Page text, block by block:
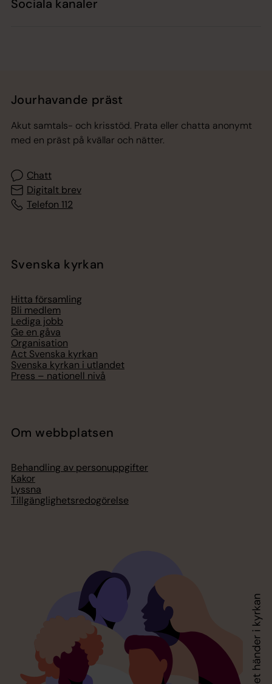
Sociala kanaler
Jourhavande präst
Akut samtals- och krisstöd. Prata eller chatta anonymt
med en präst på kvällar och nätter.
Chatt
Digitalt brev
Telefon 112
Svenska kyrkan
Hitta församling
Bli medlem
Lediga jobb
Ge en gåva
Organisation
Act Svenska kyrkan
Svenska kyrkan i utlandet
Press – nationell nivå
Om webbplatsen
Behandling av personuppgifter
Kakor
Lyssna
Tillgänglighetsredogörelse